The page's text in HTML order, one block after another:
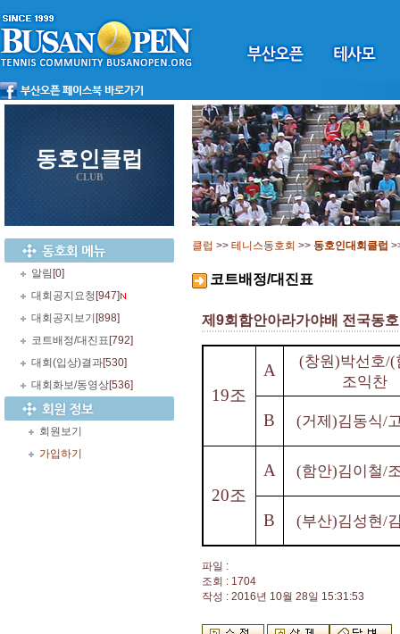
동호인클럽
CLUB
알림 [0]
대회공지요청 [947]
대회공지보기 [898]
코트배정/대진표 [792]
대회(입상)결과[530]
대회화보/동영상[536]
회원보기
가입하기
클럽 >> 테니스동호회 >> 동호인대회클럽
코트배정/대진표
제9회함안아라가야배 전국동
19조
A (창원)박선호/(
조익찬
B (거제)김동식/
20조
A (함안)김이철/
B (부산)김성현/
파일 :
조회 : 1704
작성 : 2016년 10월 28일 15:31:53